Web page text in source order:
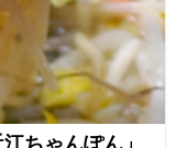
ちゃんぽん」